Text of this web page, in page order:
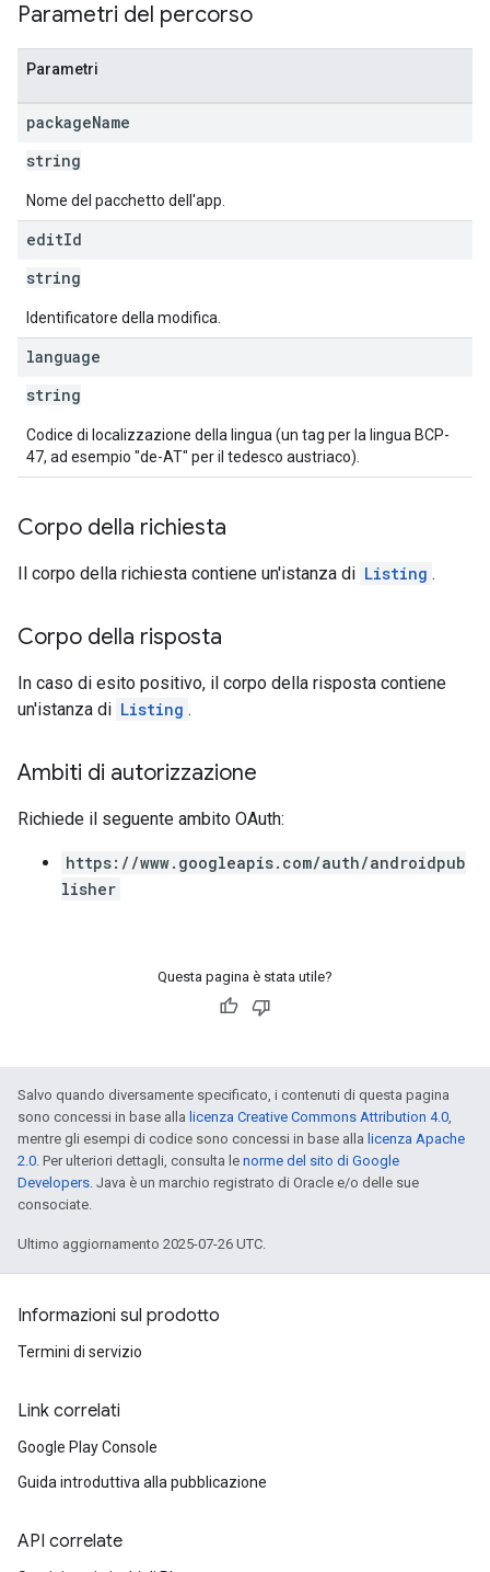
Parametri del percorso
Parametri
packageName
string
Nome del pacchetto dell'app.
editId
string
Identificatore della modifica.
language
string
Codice di localizzazione della lingua (un tag per la lingua BCP-
47, ad esempio "de-AT" per il tedesco austriaco).
Corpo della richiesta
Il corpo della richiesta contiene un'istanza di Listing .
Corpo della risposta
In caso di esito positivo, il corpo della risposta contiene
un'istanza di Listing .
Ambiti di autorizzazione
Richiede il seguente ambito OAuth:
https://www.googleapis.com/auth/androidpub
lisher
Questa pagina è stata utile?
Salvo quando diversamente specificato, i contenuti di questa pagina
sono concessi in base alla licenza Creative Commons Attribution 4.0,
mentre gli esempi di codice sono concessi in base alla licenza Apache
2.0. Per ulteriori dettagli, consulta le norme del sito di Google
Developers. Java è un marchio registrato di Oracle e/o delle sue
consociate.
Ultimo aggiornamento 2025-07-26 UTC.
Informazioni sul prodotto
Termini di servizio
Link correlati
Google Play Console
Guida introduttiva alla pubblicazione
API correlate